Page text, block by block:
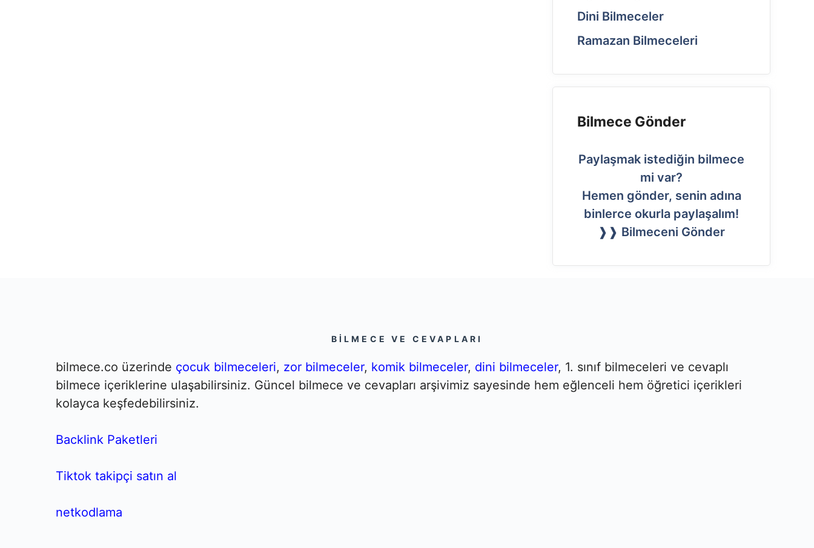
Dini Bilmeceler
Ramazan Bilmeceleri
Bilmece Gönder
Paylaşmak istediğin bilmece
mi var?
Hemen gönder, senin adına
binlerce okurla paylaşalım!
❱❱ Bilmeceni Gönder
BILMECE VE CEVAPLARI
bilmece.co üzerinde çocuk bilmeceleri, zor bilmeceler, komik bilmeceler, dini bilmeceler, 1. sınıf bilmeceleri ve cevaplı
bilmece içeriklerine ulaşabilirsiniz. Güncel bilmece ve cevapları arşivimiz sayesinde hem eğlenceli hem öğretici içerikleri
kolayca keşfedebilirsiniz.
Backlink Paketleri
Tiktok takipçi satın al
netkodlama